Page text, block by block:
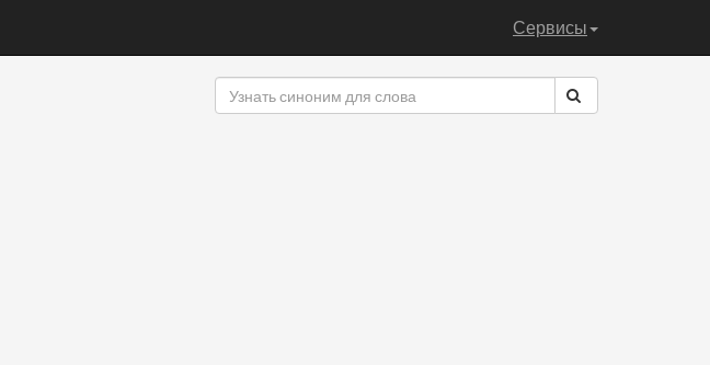
Сервисы